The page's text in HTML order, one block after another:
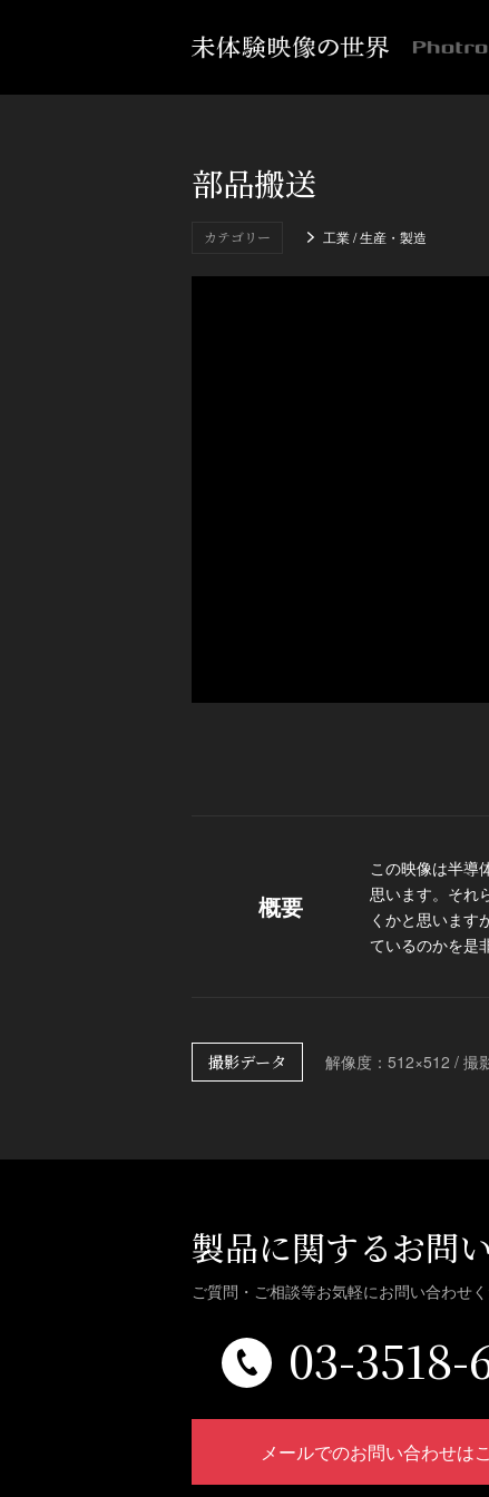
部品搬送
カテゴリー 工業 / 生産・製造
概要
この映像は半導
思います。それ
くかと思います
ているのかを是
撮影データ 解像度：512×512 / 撮
製品に関するお問
ご質問・ご相談等お気軽にお問い合わせく
03-3518-
メールでのお問い合わせは